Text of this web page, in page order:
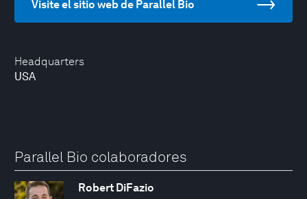
Headquarters
USA
Visite el sitio web de Parallel Bio
Parallel Bio colaboradores
Robert DiFazio